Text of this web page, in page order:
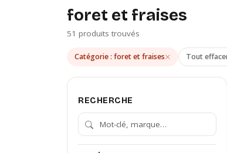
foret et fraises
51 produits trouvés
Catégorie : foret et fraises Tout
RECHERCHE